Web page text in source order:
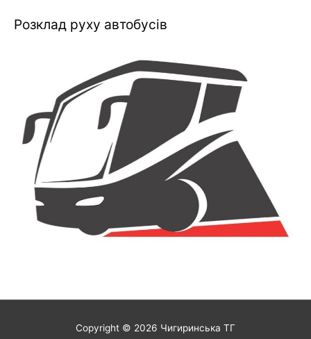
Розклад руху автобусів
Copyright © 2026 Чигиринська ТГ